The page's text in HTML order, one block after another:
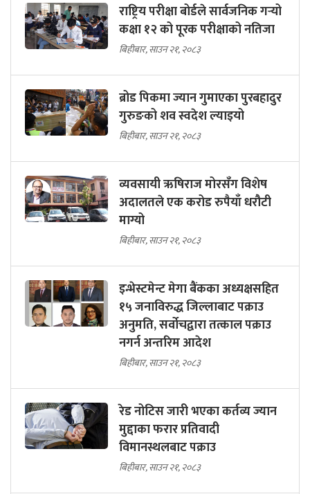
राष्ट्रिय परीक्षा बोर्डले सार्वजनिक गर्‍यो
कक्षा १२ को पूरक परीक्षाको नतिजा
बिहीबार, साउन २१, २०८३
ब्रोड पिकमा ज्यान गुमाएका पुरबहादुर
गुरुङको शव स्वदेश ल्याइयो
बिहीबार, साउन २१, २०८३
व्यवसायी ऋषिराज मोरसँग विशेष
अदालतले एक करोड रुपैयाँ धरौटी
माग्यो
बिहीबार, साउन २१, २०८३
इन्भेस्टमेन्ट मेगा बैंकका अध्यक्षसहित
१५ जनाविरुद्ध जिल्लाबाट पक्राउ
अनुमति, सर्वोचद्वारा तत्काल पक्राउ
नगर्न अन्तरिम आदेश
बिहीबार, साउन २१, २०८३
रेड नोटिस जारी भएका कर्तव्य ज्यान
मुद्दाका फरार प्रतिवादी
विमानस्थलबाट पक्राउ
बिहीबार, साउन २१, २०८३